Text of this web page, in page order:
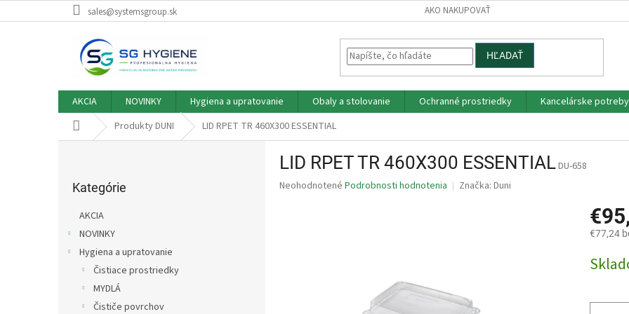
na
sales@systemsgroup.sk AKO NAKUPOVAŤ
HĽADAŤ
AKCIA NOVINKY Hygiena a upratovanie Obaly a stolovanie Ochranné prostriedky Kancelárske potreby
DomovProdukty DUNI LID RPET TR 460X300 ESSENTIAL
kategórie
Kategórie
AKCIA
NOVINKY
Hygiena a upratovanie
Čistiace prostriedky
MYDLÁ
Čističe povrchov
LID RPET TR 460X300 ESSENTIALDU-658
Priemerné
Neohodnotené Podrobnosti hodnotenia Značka: Duni
€77,24
cena: